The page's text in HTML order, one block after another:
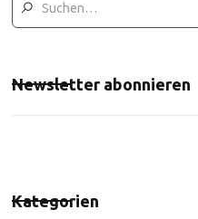
Newsletter abonnieren
Kategorien